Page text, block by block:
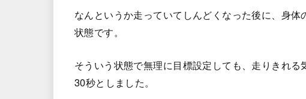
なんというか走っていてしんどくなった後に、身
状態です。
そういう状態で無理に目標設定しても、走りきれ
30秒としました。